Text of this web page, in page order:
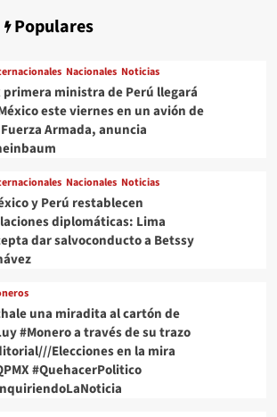
Populares
Nacionales Noticias
primera ministra de Perú llegará
este viernes en un avión de
Armada, anuncia
Nacionales Noticias
y Perú restablecen
diplomáticas: Lima
dar salvoconducto a Betssy
una miradita al cartón de
#Monero a través de su trazo
Elecciones en la mira
#QuehacerPolitico